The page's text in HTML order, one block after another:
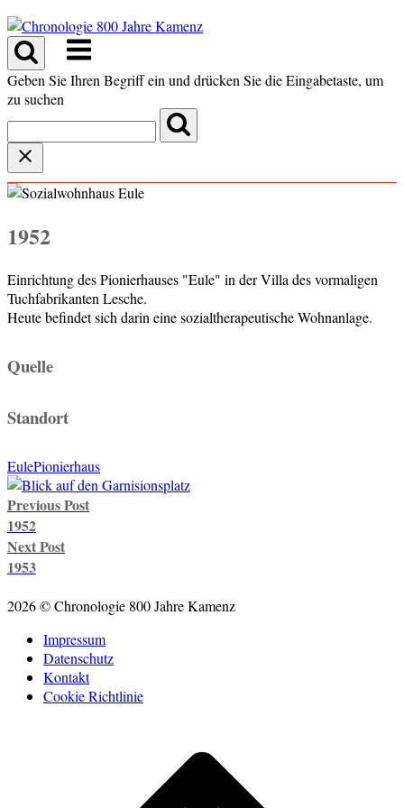
Skip
to
content
Menu
Geben Sie Ihren Begriff ein und drücken Sie die Eingabetaste, um
zu suchen
1952
Einrichtung des Pionierhauses "Eule" in der Villa des vormaligen
Tuchfabrikanten Lesche.
Heute befindet sich darin eine sozialtherapeutische Wohnanlage.
Quelle
Standort
EulePionierhaus
Post
navigation
Previous Post
1952
Next Post
1953
2026 © Chronologie 800 Jahre Kamenz
Impressum
Datenschutz
Kontakt
Cookie Richtlinie